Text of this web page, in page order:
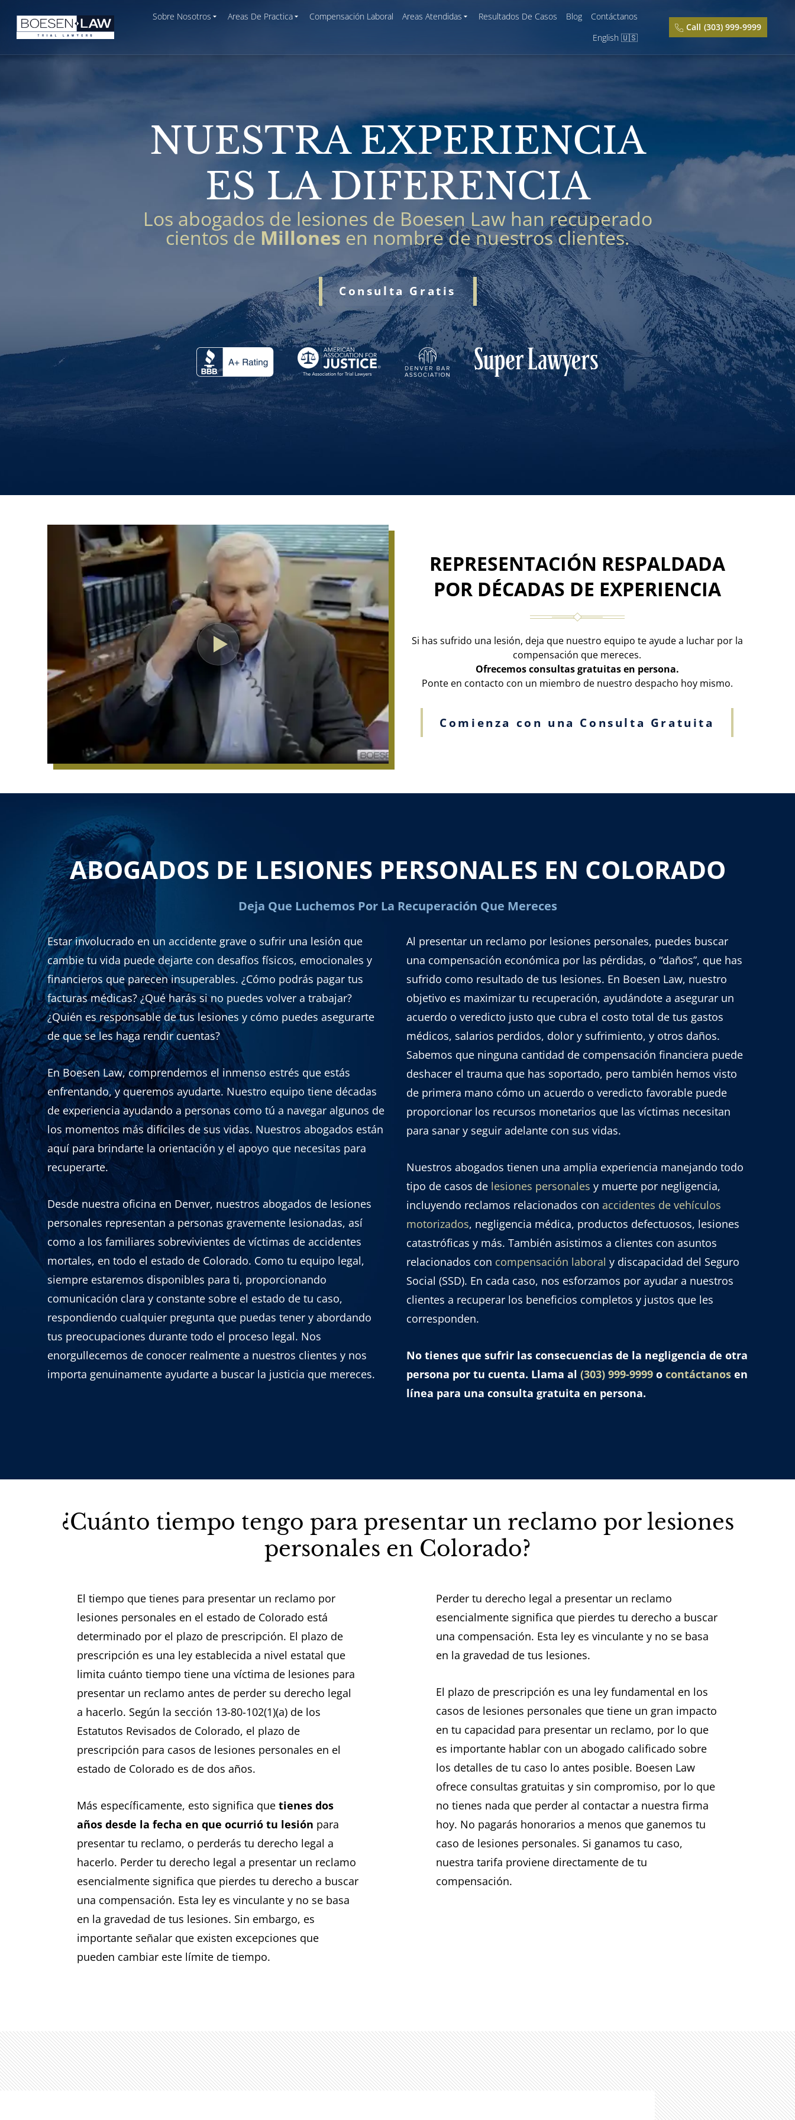
Sobre Nosotros Areas De Practica Compensación Laboral Areas Atendidas Resultados De Casos Blog
Contáctanos
English 🇺🇸
Call (303) 999-9999
NUESTRA EXPERIENCIA
ES LA DIFERENCIA
Los abogados de lesiones de Boesen Law han recuperado
cientos de Millones en nombre de nuestros clientes.
Consulta Gratis
REPRESENTACIÓN RESPALDADA
POR DÉCADAS DE EXPERIENCIA
Si has sufrido una lesión, deja que nuestro equipo te ayude a luchar por la
compensación que mereces.
Ofrecemos consultas gratuitas en persona.
Ponte en contacto con un miembro de nuestro despacho hoy mismo.
Comienza con una Consulta Gratuita
ABOGADOS DE LESIONES PERSONALES EN COLORADO
Deja Que Luchemos Por La Recuperación Que Mereces
Estar involucrado en un accidente grave o sufrir una lesión que
cambie tu vida puede dejarte con desafíos físicos, emocionales y
financieros que parecen insuperables. ¿Cómo podrás pagar tus
facturas médicas? ¿Qué harás si no puedes volver a trabajar?
¿Quién es responsable de tus lesiones y cómo puedes asegurarte
de que se les haga rendir cuentas?
En Boesen Law, comprendemos el inmenso estrés que estás
enfrentando, y queremos ayudarte. Nuestro equipo tiene décadas
de experiencia ayudando a personas como tú a navegar algunos de
los momentos más difíciles de sus vidas. Nuestros abogados están
aquí para brindarte la orientación y el apoyo que necesitas para
recuperarte.
Desde nuestra oficina en Denver, nuestros abogados de lesiones
personales representan a personas gravemente lesionadas, así
como a los familiares sobrevivientes de víctimas de accidentes
mortales, en todo el estado de Colorado. Como tu equipo legal,
siempre estaremos disponibles para ti, proporcionando
comunicación clara y constante sobre el estado de tu caso,
respondiendo cualquier pregunta que puedas tener y abordando
tus preocupaciones durante todo el proceso legal. Nos
enorgullecemos de conocer realmente a nuestros clientes y nos
importa genuinamente ayudarte a buscar la justicia que mereces.
Al presentar un reclamo por lesiones personales, puedes buscar
una compensación económica por las pérdidas, o “daños”, que has
sufrido como resultado de tus lesiones. En Boesen Law, nuestro
objetivo es maximizar tu recuperación, ayudándote a asegurar un
acuerdo o veredicto justo que cubra el costo total de tus gastos
médicos, salarios perdidos, dolor y sufrimiento, y otros daños.
Sabemos que ninguna cantidad de compensación financiera puede
deshacer el trauma que has soportado, pero también hemos visto
de primera mano cómo un acuerdo o veredicto favorable puede
proporcionar los recursos monetarios que las víctimas necesitan
para sanar y seguir adelante con sus vidas.
Nuestros abogados tienen una amplia experiencia manejando todo
tipo de casos de lesiones personales y muerte por negligencia,
incluyendo reclamos relacionados con accidentes de vehículos
motorizados, negligencia médica, productos defectuosos, lesiones
catastróficas y más. También asistimos a clientes con asuntos
relacionados con compensación laboral y discapacidad del Seguro
Social (SSD). En cada caso, nos esforzamos por ayudar a nuestros
clientes a recuperar los beneficios completos y justos que les
corresponden.
No tienes que sufrir las consecuencias de la negligencia de otra
persona por tu cuenta. Llama al (303) 999-9999 o contáctanos en
línea para una consulta gratuita en persona.
¿Cuánto tiempo tengo para presentar un reclamo por lesiones
personales en Colorado?
El tiempo que tienes para presentar un reclamo por
lesiones personales en el estado de Colorado está
determinado por el plazo de prescripción. El plazo de
prescripción es una ley establecida a nivel estatal que
limita cuánto tiempo tiene una víctima de lesiones para
presentar un reclamo antes de perder su derecho legal
a hacerlo. Según la sección 13-80-102(1)(a) de los
Estatutos Revisados de Colorado, el plazo de
prescripción para casos de lesiones personales en el
estado de Colorado es de dos años.
Más específicamente, esto significa que tienes dos
años desde la fecha en que ocurrió tu lesión para
presentar tu reclamo, o perderás tu derecho legal a
hacerlo. Perder tu derecho legal a presentar un reclamo
esencialmente significa que pierdes tu derecho a buscar
una compensación. Esta ley es vinculante y no se basa
en la gravedad de tus lesiones. Sin embargo, es
importante señalar que existen excepciones que
pueden cambiar este límite de tiempo.
Perder tu derecho legal a presentar un reclamo
esencialmente significa que pierdes tu derecho a buscar
una compensación. Esta ley es vinculante y no se basa
en la gravedad de tus lesiones.
El plazo de prescripción es una ley fundamental en los
casos de lesiones personales que tiene un gran impacto
en tu capacidad para presentar un reclamo, por lo que
es importante hablar con un abogado calificado sobre
los detalles de tu caso lo antes posible. Boesen Law
ofrece consultas gratuitas y sin compromiso, por lo que
no tienes nada que perder al contactar a nuestra firma
hoy. No pagarás honorarios a menos que ganemos tu
caso de lesiones personales. Si ganamos tu caso,
nuestra tarifa proviene directamente de tu
compensación.